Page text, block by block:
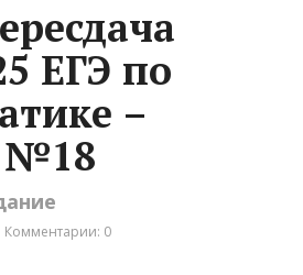
ЕГЭ по
–
№18
Комментарии: 0